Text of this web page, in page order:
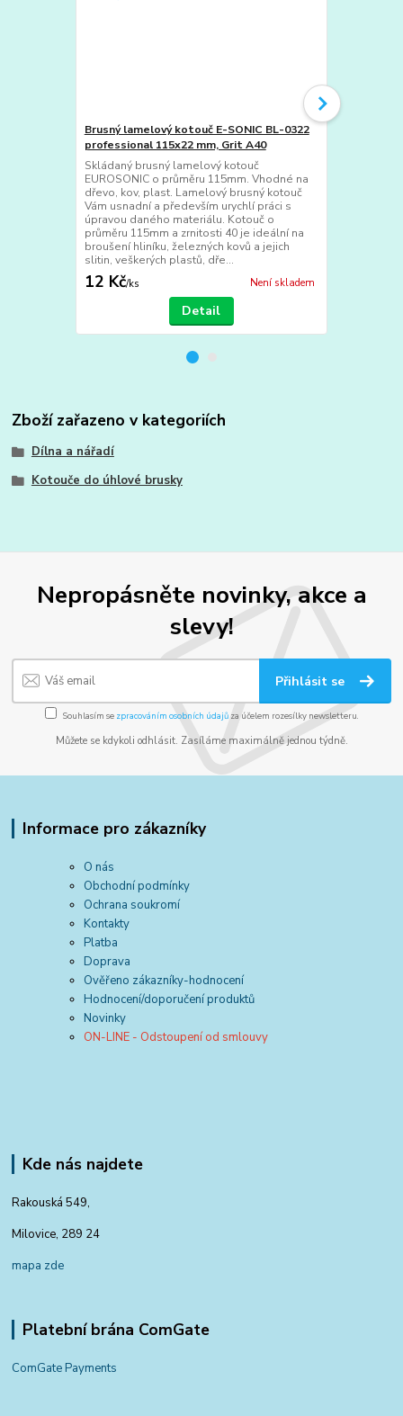
Brusný lamelový kotouč E-SONIC BL-0322
professional 115x22 mm, Grit A40
Skládaný brusný lamelový kotouč
EUROSONIC o průměru 115mm. Vhodné na
dřevo, kov, plast. Lamelový brusný kotouč
Vám usnadní a především urychlí práci s
úpravou daného materiálu. Kotouč o
průměru 115mm a zrnitosti 40 je ideální na
broušení hliníku, železných kovů a jejich
slitin, veškerých plastů, dře...
12 Kč/ks Není skladem
Detail
Zboží zařazeno v kategoriích
Dílna a nářadí
Kotouče do úhlové brusky
Nepropásněte novinky, akce a
slevy!
Přihlásit se
Souhlasím se zpracováním osobních údajůza účelem rozesílky newsletteru.
Můžete se kdykoli odhlásit. Zasíláme maximálně jednou týdně.
Informace pro zákazníky
O nás
Obchodní podmínky
Ochrana soukromí
Kontakty
Platba
Doprava
Ověřeno zákazníky-hodnocení
Hodnocení/doporučení produktů
Novinky
ON-LINE - Odstoupení od smlouvy
Kde nás najdete
Rakouská 549,
Milovice, 289 24
mapa zde
Platební brána ComGate
ComGate Payments